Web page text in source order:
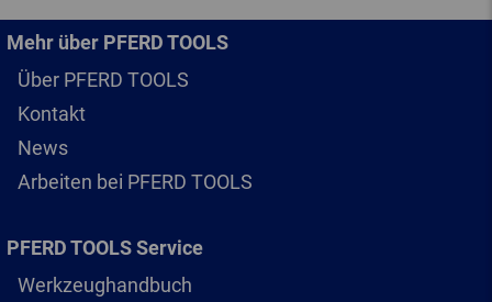
Mehr über PFERD TOOLS
Über PFERD TOOLS
Kontakt
News
Arbeiten bei PFERD TOOLS
PFERD TOOLS Service
Werkzeughandbuch